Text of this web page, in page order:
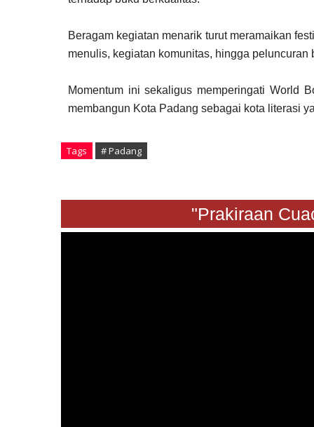
Beragam kegiatan menarik turut meramaikan
menulis, kegiatan komunitas, hingga peluncuran
Momentum ini sekaligus memperingati World
membangun Kota Padang sebagai kota literasi
Tags # Padang
"Prakiraan Cuaca